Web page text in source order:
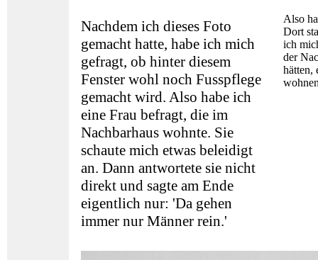
Nachdem ich dieses Foto
gemacht hatte, habe ich mich
gefragt, ob hinter diesem
Fenster wohl noch Fusspflege
gemacht wird. Also habe ich
eine Frau befragt, die im
Nachbarhaus wohnte. Sie
schaute mich etwas beleidigt
an. Dann antwortete sie nicht
direkt und sagte am Ende
eigentlich nur: 'Da gehen
immer nur Männer rein.'
Also
Dort
ich
der
hätten,